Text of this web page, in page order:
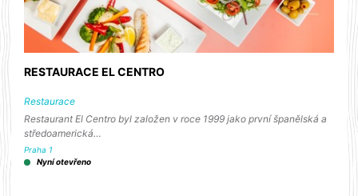
RESTAURACE EL CENTRO
Restaurace
Restaurant El Centro byl založen v roce 1999 jako první španělská a
středoamerická…
Praha 1
Nyní otevřeno